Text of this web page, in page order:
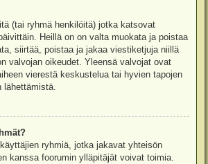
(tai ryhmä henkilöitä) jotka katsovat
Heillä on on valta muokata ja poistaa
siirtää, poistaa ja jakaa viestiketjuja niillä
valvojan oikeudet. Yleensä valvojat ovat
vierestä keskustelua tai hyvien tapojen
lähettämistä.
ryhmiä, jotka jakavat yhteisön
kanssa foorumin ylläpitäjät voivat toimia.